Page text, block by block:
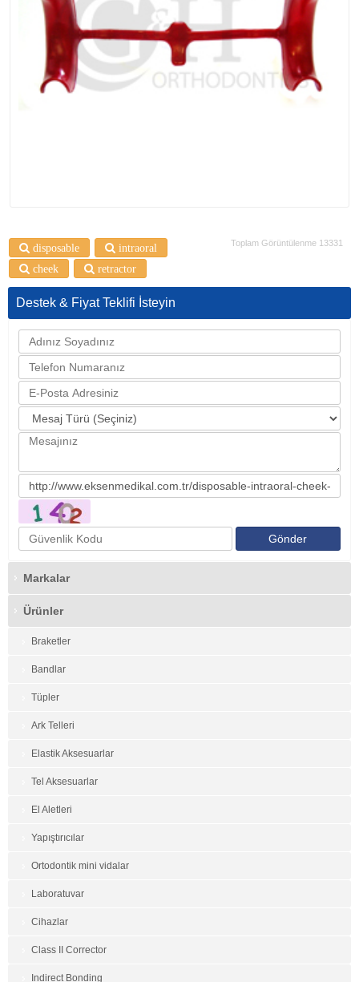
Toplam Görüntülenme 13331
disposable
intraoral
cheek
retractor
Destek & Fiyat Teklifi İsteyin
Markalar
Ürünler
Braketler
Bandlar
Tüpler
Ark Telleri
Elastik Aksesuarlar
Tel Aksesuarlar
El Aletleri
Yapıştırıcılar
Ortodontik mini vidalar
Laboratuvar
Cihazlar
Class II Corrector
Indirect Bonding